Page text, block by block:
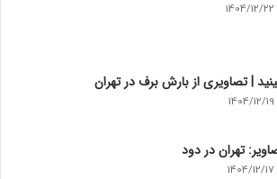
1404/12/22
| تصاویری از بارش برف در تهران
1404/12/19
تهران در دود
1404/12/17